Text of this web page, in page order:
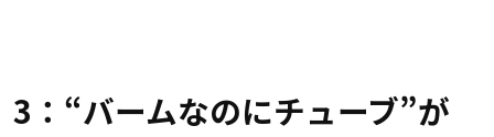
3：“バームなのにチューブ”が